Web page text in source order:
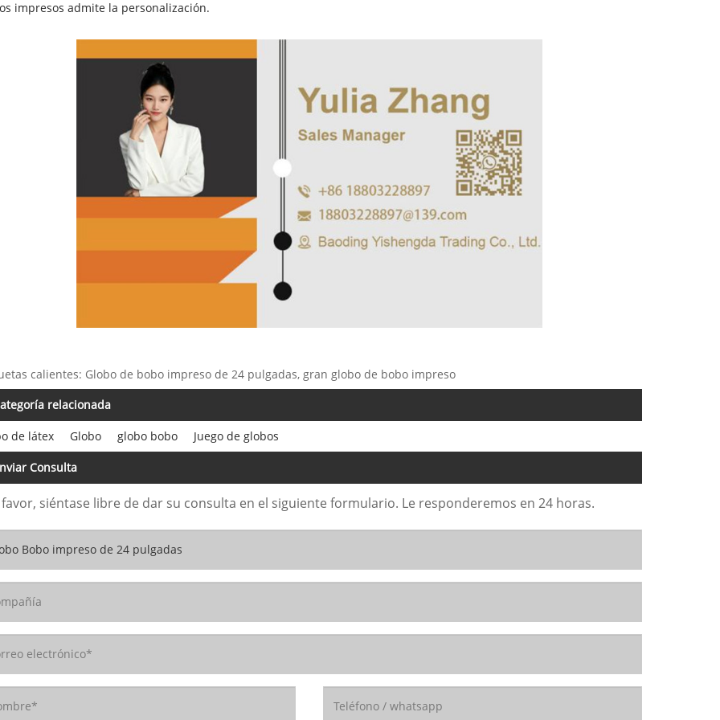
impresos admite la personalización.
calientes: Globo de bobo impreso de 24 pulgadas, gran globo de bobo impreso
relacionada
de látex Globo globo bobo Juego de globos
Consulta
siéntase libre de dar su consulta en el siguiente formulario. Le responderemos en 24 horas.